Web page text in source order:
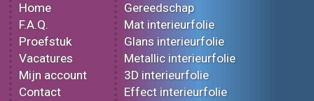
Home
F.A.Q.
Proefstuk
Vacatures
Mijn account
Contact
Gereedschap
Mat interieurfolie
Glans interieurfolie
Metallic interieurfolie
3D interieurfolie
Effect interieurfolie